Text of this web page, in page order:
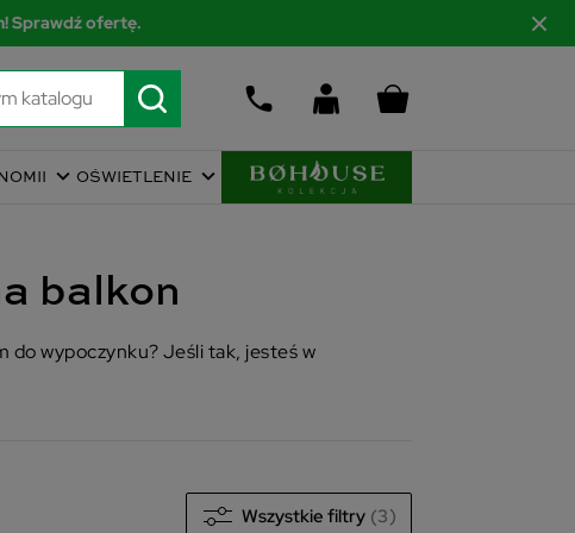
Sprawdź ofertę.
OŚWIETLENIE
balkon
do wypoczynku? Jeśli tak, jesteś w
Wszystkie filtry (3)